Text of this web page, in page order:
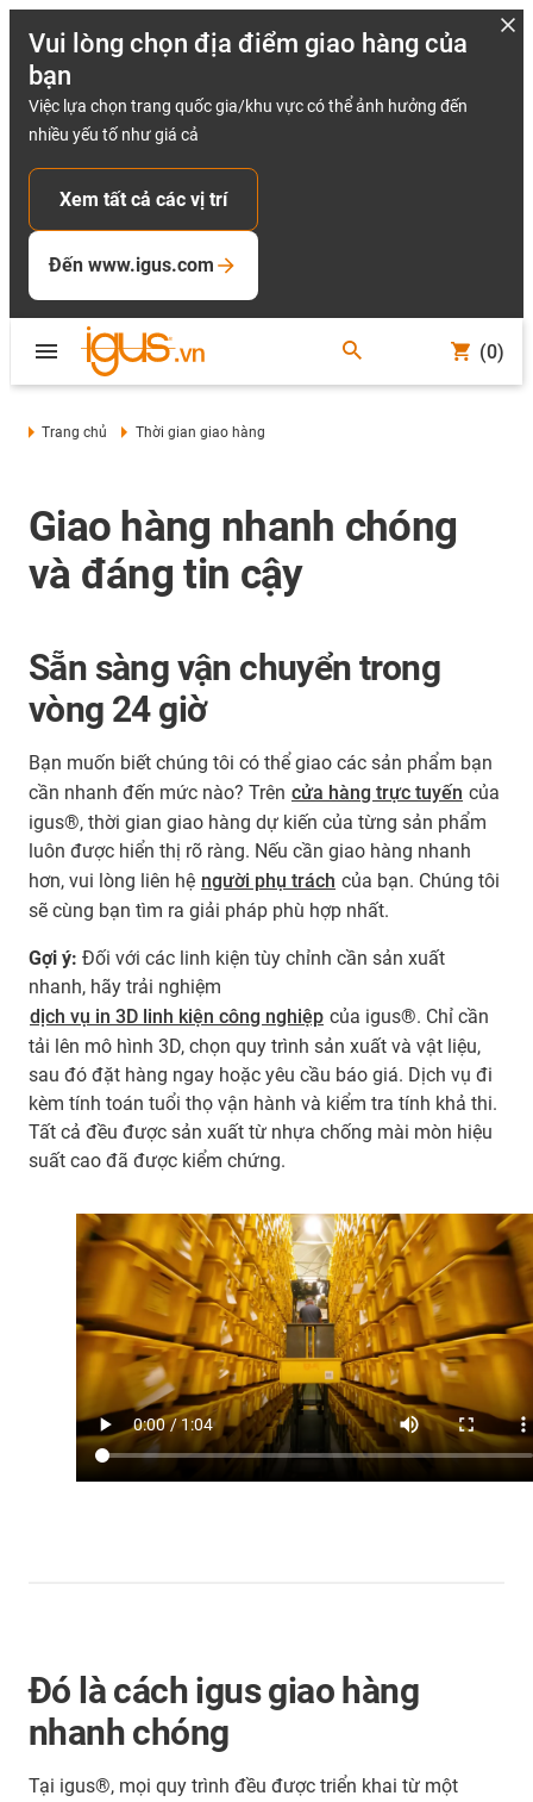
Vui lòng chọn địa điểm giao hàng của
bạn
Việc lựa chọn trang quốc gia/khu vực có thể ảnh hưởng đến
nhiều yếu tố như giá cả
Xem tất cả các vị trí
Đến www.igus.com
(0)
Trang chủ Thời gian giao hàng
Giao hàng nhanh chóng
và đáng tin cậy
Sẵn sàng vận chuyển trong
vòng 24 giờ
Bạn muốn biết chúng tôi có thể giao các sản phẩm bạn
cần nhanh đến mức nào? Trên cửa hàng trực tuyến của
igus®, thời gian giao hàng dự kiến của từng sản phẩm
luôn được hiển thị rõ ràng. Nếu cần giao hàng nhanh
hơn, vui lòng liên hệ người phụ trách của bạn. Chúng tôi
sẽ cùng bạn tìm ra giải pháp phù hợp nhất.
Gợi ý: Đối với các linh kiện tùy chỉnh cần sản xuất
nhanh, hãy trải nghiệm
dịch vụ in 3D linh kiện công nghiệp của igus®. Chỉ cần
tải lên mô hình 3D, chọn quy trình sản xuất và vật liệu,
sau đó đặt hàng ngay hoặc yêu cầu báo giá. Dịch vụ đi
kèm tính toán tuổi thọ vận hành và kiểm tra tính khả thi.
Tất cả đều được sản xuất từ nhựa chống mài mòn hiệu
suất cao đã được kiểm chứng.
Đó là cách igus giao hàng
nhanh chóng
Tại igus®, mọi quy trình đều được triển khai từ một